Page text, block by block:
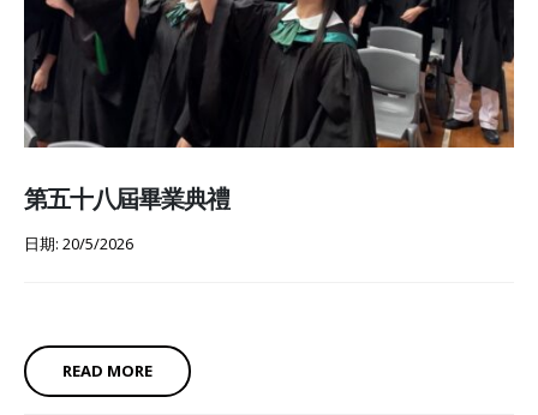
第五十八屆畢業典禮
日期: 20/5/2026
READ MORE